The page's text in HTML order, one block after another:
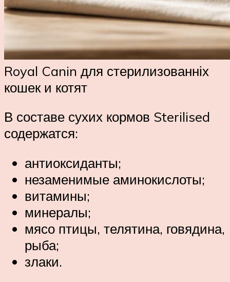
Royal Canin для стерилизованніх
кошек и котят
В составе сухих кормов Sterilised
содержатся:
антиоксиданты;
незаменимые аминокислоты;
витамины;
минералы;
мясо птицы, телятина, говядина,
рыба;
злаки.